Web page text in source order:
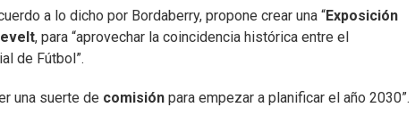
a lo dicho por Bordaberry, propone crear una “Exposición
, para “aprovechar la coincidencia histórica entre el
de Fútbol”.
una suerte de comisión para empezar a planificar el año 2030”.